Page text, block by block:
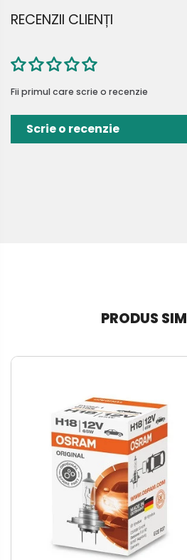
RECENZII CLIENȚI
Fii primul care scrie o recenzie
Scrie o recenzie
PRODUS